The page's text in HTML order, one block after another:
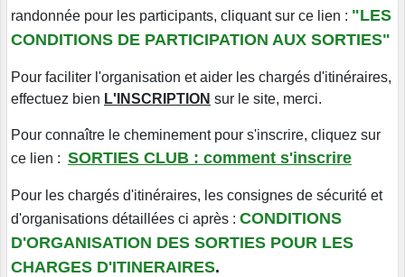
randonnée pour les participants, cliquant sur ce lien : "LES
CONDITIONS DE PARTICIPATION AUX SORTIES"
Pour faciliter l'organisation et aider les chargés d'itinéraires,
effectuez bien L'INSCRIPTION sur le site, merci.
Pour connaître le cheminement pour s'inscrire, cliquez sur
ce lien : SORTIES CLUB : comment s'inscrire
Pour les chargés d'itinéraires, les consignes de sécurité et
d'organisations détaillées ci après : CONDITIONS
D'ORGANISATION DES SORTIES POUR LES
CHARGES D'ITINERAIRES.